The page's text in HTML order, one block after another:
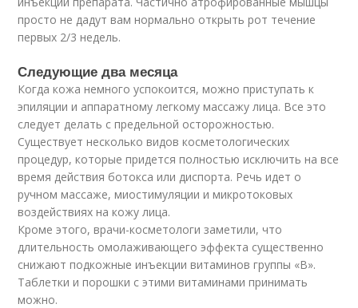
просто не дадут вам нормально открыть рот течение
первых 2/3 недель.
Следующие два месяца
Когда кожа немного успокоится, можно приступать к
эпиляции и аппаратному легкому массажу лица. Все это
следует делать с предельной осторожностью.
Существует несколько видов косметологических
процедур, которые придется полностью исключить на все
время действия ботокса или диспорта. Речь идет о
ручном массаже, миостимуляции и микротоковых
воздействиях на кожу лица.
Кроме этого, врачи-косметологи заметили, что
длительность омолаживающего эффекта существенно
снижают подкожные инъекции витаминов группы «В».
Таблетки и порошки с этими витаминами принимать
можно.